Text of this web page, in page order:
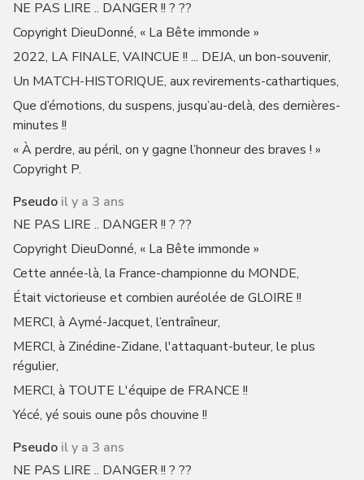
NE PAS LIRE .. DANGER !! ? ??
Copyright DieuDonné, « La Bête immonde »
2022, LA FINALE, VAINCUE !! ... DEJA, un bon-souvenir,
Un MATCH-HISTORIQUE, aux revirements-cathartiques,
Que d’émotions, du suspens, jusqu’au-delà, des dernières-
minutes !!
« À perdre, au péril, on y gagne l’honneur des braves ! »
Copyright P.
Pseudo il y a 3 ans
NE PAS LIRE .. DANGER !! ? ??
Copyright DieuDonné, « La Bête immonde »
Cette année-là, la France-championne du MONDE,
Était victorieuse et combien auréolée de GLOIRE !!
MERCI, à Aymé-Jacquet, l’entraîneur,
MERCI, à Zinédine-Zidane, l'attaquant-buteur, le plus
régulier,
MERCI, à TOUTE L'équipe de FRANCE !!
Yécé, yé souis oune pôs chouvine !!
Pseudo il y a 3 ans
NE PAS LIRE .. DANGER !! ? ??